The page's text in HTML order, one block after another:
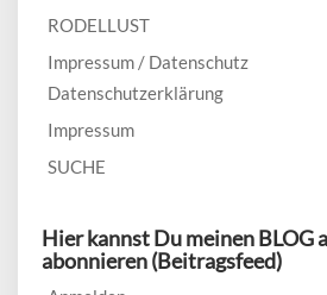
RODELLUST
Impressum / Datenschutz
Datenschutzerklärung
Impressum
SUCHE
Hier kannst Du meinen BLOG
abonnieren (Beitragsfeed)